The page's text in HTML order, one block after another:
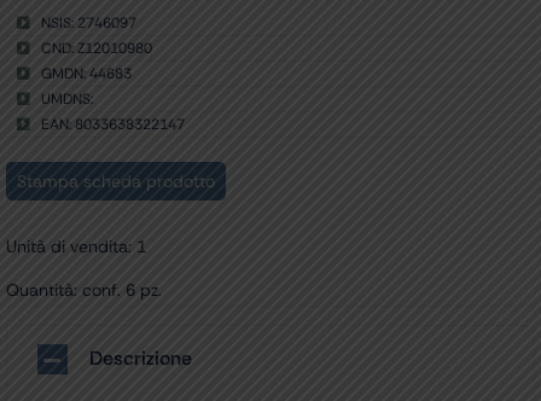
NSIS: 2746097
CND: Z12010980
GMDN: 44683
UMDNS:
EAN: 8033638322147
Stampa scheda prodotto
Unità di vendita: 1
Quantità: conf. 6 pz.
Descrizione